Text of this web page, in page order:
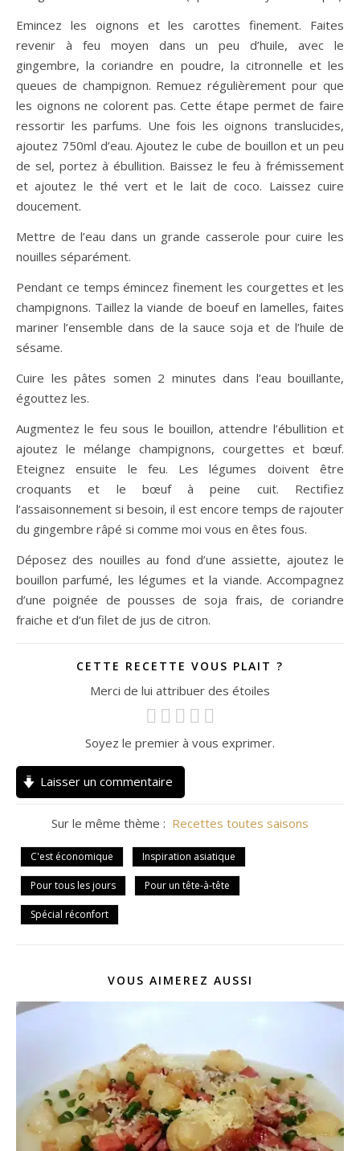
Emincez les oignons et les carottes finement. Faites
revenir à feu moyen dans un peu d’huile, avec le
gingembre, la coriandre en poudre, la citronnelle et les
queues de champignon. Remuez régulièrement pour que
les oignons ne colorent pas. Cette étape permet de faire
ressortir les parfums. Une fois les oignons translucides,
ajoutez 750ml d’eau. Ajoutez le cube de bouillon et un peu
de sel, portez à ébullition. Baissez le feu à frémissement
et ajoutez le thé vert et le lait de coco. Laissez cuire
doucement.
Mettre de l’eau dans un grande casserole pour cuire les
nouilles séparément.
Pendant ce temps émincez finement les courgettes et les
champignons. Taillez la viande de boeuf en lamelles, faites
mariner l’ensemble dans de la sauce soja et de l’huile de
sésame.
Cuire les pâtes somen 2 minutes dans l’eau bouillante,
égouttez les.
Augmentez le feu sous le bouillon, attendre l’ébullition et
ajoutez le mélange champignons, courgettes et bœuf.
Eteignez ensuite le feu. Les légumes doivent être
croquants et le bœuf à peine cuit. Rectifiez
l’assaisonnement si besoin, il est encore temps de rajouter
du gingembre râpé si comme moi vous en êtes fous.
Déposez des nouilles au fond d’une assiette, ajoutez le
bouillon parfumé, les légumes et la viande. Accompagnez
d’une poignée de pousses de soja frais, de coriandre
fraiche et d’un filet de jus de citron.
CETTE RECETTE VOUS PLAIT ?
Merci de lui attribuer des étoiles
Soyez le premier à vous exprimer.
Laisser un commentaire
Sur le même thème : Recettes toutes saisons
C'est économique Inspiration asiatique
Pour tous les jours Pour un tête-à-tête
Spécial réconfort
VOUS AIMEREZ AUSSI